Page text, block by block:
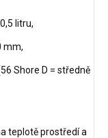
litru,
mm,
Shore D = středně
teplotě prostředí a